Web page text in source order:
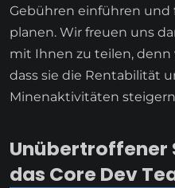
Gebühren einführen und
planen. Wir freuen uns
mit Ihnen zu teilen, denn
dass sie die Rentabilität
Minenaktivitäten
Unübertroffener
das Core Dev